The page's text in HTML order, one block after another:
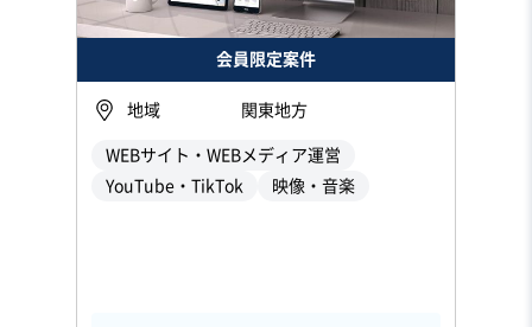
会員限定案件
地域 関東地方
WEBサイト・WEBメディア運営
YouTube・TikTok
映像・音楽